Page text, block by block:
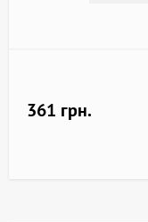
361 грн.